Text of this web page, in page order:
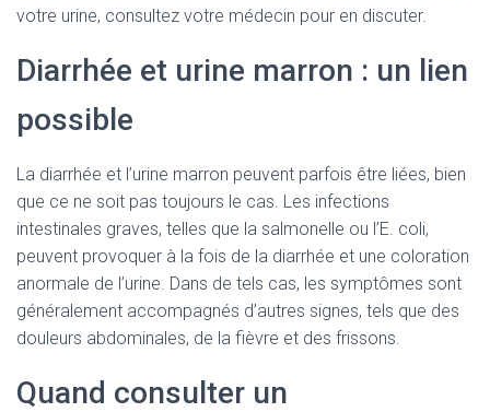
votre urine, consultez votre médecin pour en discuter.
Diarrhée et urine marron : un lien
possible
La diarrhée et l’urine marron peuvent parfois être liées, bien
que ce ne soit pas toujours le cas. Les infections
intestinales graves, telles que la salmonelle ou l’E. coli,
peuvent provoquer à la fois de la diarrhée et une coloration
anormale de l’urine. Dans de tels cas, les symptômes sont
généralement accompagnés d’autres signes, tels que des
douleurs abdominales, de la fièvre et des frissons.
Quand consulter un